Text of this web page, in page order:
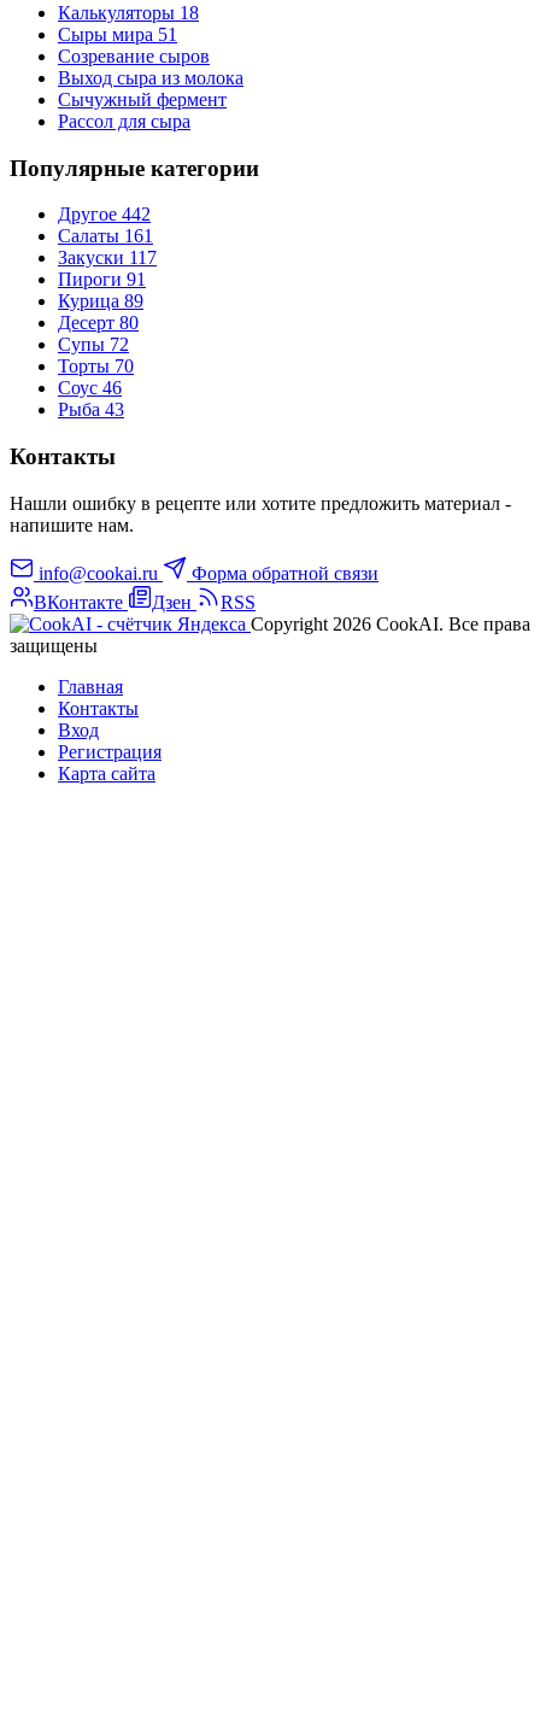
Калькуляторы 18
Сыры мира 51
Созревание сыров
Выход сыра из молока
Сычужный фермент
Рассол для сыра
Популярные категории
Другое 442
Салаты 161
Закуски 117
Пироги 91
Курица 89
Десерт 80
Супы 72
Торты 70
Соус 46
Рыба 43
Контакты
Нашли ошибку в рецепте или хотите предложить материал -
напишите нам.
info@cookai.ru
Форма обратной связи
ВКонтакте
Дзен
RSS
Copyright 2026 CookAI. Все права
защищены
Главная
Контакты
Вход
Регистрация
Карта сайта